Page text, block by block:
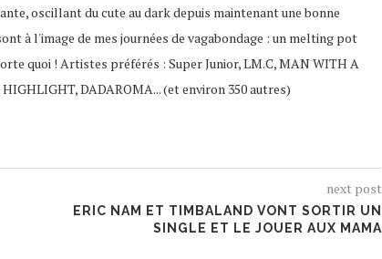
oscillant du cute au dark depuis maintenant une bonne
à l'image de mes journées de vagabondage : un melting pot
quoi ! Artistes préférés : Super Junior, LM.C, MAN WITH A
DADAROMA... (et environ 350 autres)
next post
ERIC NAM ET TIMBALAND VONT SORTIR UN
SINGLE ET LE JOUER AUX MAMA